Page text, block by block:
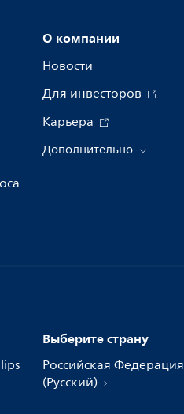
О компании
Новости
Для инвесторов
Карьера
Дополнительно
Выберите страну
Российская Федерация
(Русский)